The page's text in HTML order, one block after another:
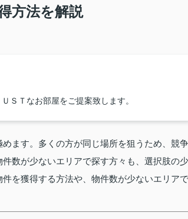
方法を解説
ＳＴなお部屋をご提案致します。
ます。多くの方が同じ場所を狙うため、競争
数が少ないエリアで探す方々も、選択肢の少
を獲得する方法や、物件数が少ないエリアで